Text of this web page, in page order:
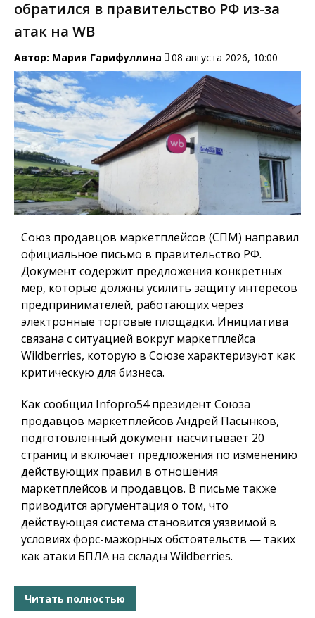
обратился в правительство РФ из-за
атак на WB
Автор: Мария Гарифуллина 08 августа 2026, 10:00
Союз продавцов маркетплейсов (СПМ) направил
официальное письмо в правительство РФ.
Документ содержит предложения конкретных
мер, которые должны усилить защиту интересов
предпринимателей, работающих через
электронные торговые площадки. Инициатива
связана с ситуацией вокруг маркетплейса
Wildberries, которую в Союзе характеризуют как
критическую для бизнеса.
Как сообщил Infopro54президент Союза
продавцов маркетплейсов Андрей Пасынков,
подготовленный документ насчитывает 20
страниц и включает предложения по изменению
действующих правил в отношения
маркетплейсов и продавцов. В письме также
приводится аргументация о том, что
действующая система становится уязвимой в
условиях форс-мажорных обстоятельств — таких
как атаки БПЛА на склады Wildberries.
Читать полностью